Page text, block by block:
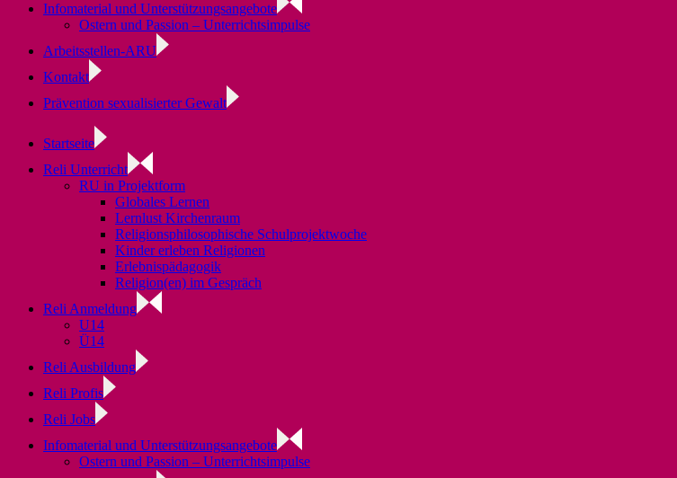
Infomaterial und Unterstützungsangebote
Ostern und Passion – Unterrichtsimpulse
Arbeitsstellen-ARU
Kontakt
Prävention sexualisierter Gewalt
Startseite
Reli Unterricht
RU in Projektform
Globales Lernen
Lernlust Kirchenraum
Religionsphilosophische Schulprojektwoche
Kinder erleben Religionen
Erlebnispädagogik
Religion(en) im Gespräch
Reli Anmeldung
U14
Ü14
Reli Ausbildung
Reli Profis
Reli Jobs
Infomaterial und Unterstützungsangebote
Ostern und Passion – Unterrichtsimpulse